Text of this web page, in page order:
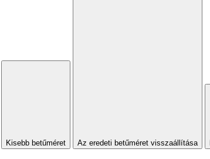
Kisebb betűméret Az eredeti betűméret visszaállítása